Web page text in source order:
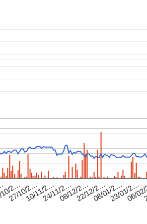
2…
27/10/2…10/11/2…24/11/2…08/12/2…22/12/2…08/01/2…23/01/2…
06/